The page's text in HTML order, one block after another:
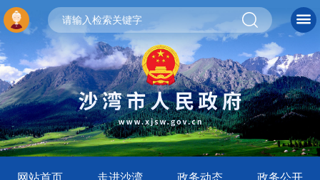
网站首页 走进沙湾 政务动态 政务公开